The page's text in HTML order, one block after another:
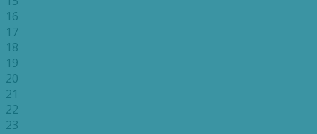
16
17
18
19
20
21
22
23